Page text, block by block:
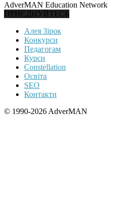
AdverMAN Education Network
ПРИЄДНУЙТЕСЬ
Алея Зірок
Конкурси
Педагогам
Курси
Constellation
Освіта
SEO
Контакти
© 1990-2026 AdverMAN